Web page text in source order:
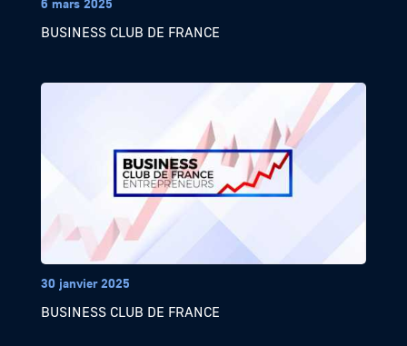
6 mars 2025
BUSINESS CLUB DE FRANCE
30 janvier 2025
BUSINESS CLUB DE FRANCE